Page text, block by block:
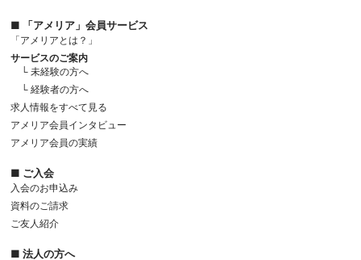
■ 「アメリア」会員サービス
「アメリアとは？」
サービスのご案内
└ 未経験の方へ
└ 経験者の方へ
求人情報をすべて見る
アメリア会員インタビュー
アメリア会員の実績
■ ご入会
入会のお申込み
資料のご請求
ご友人紹介
■ 法人の方へ